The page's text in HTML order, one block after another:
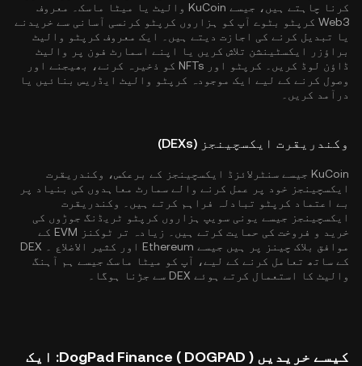
کرنا چاہتے ہیں، جیسے KuCoin والیٹ
یا میٹا ماسک۔ معروف
Web3 کرپٹو بٹوے آپ کو ہزاروں کرپٹو کرنسی آسانی سے خریدنے
یا تبدیل کرنے کی اجازت دیتے ہیں۔ ایک معروف کرپٹو والیٹ
براؤزر ایکسٹینشن تلاش کریں یا اپنے اسمارٹ فون پر والیٹ
ڈاؤن لوڈ کریں۔ کرپٹو اور NFTs کو ذخیرہ کرنے، بھیجنے اور
وصول کرنے کے لیے ایک موجودہ کرپٹو والیٹ ایڈریس بنائیں یا
درآمد کریں۔
وکندریقرت ایکسچینجز (DEXs)
KuCoin جیسے سنٹرلائزڈ ایکسچینجز کے برعکس، وکندریقرت
ایکسچینجز خود پر عمل کرنے والے سمارٹ معاہدوں کی بنیاد پر
بے اعتماد کرپٹو تبادلہ فراہم کرتے ہیں۔ وکندریقرت
ایکسچینجز جیسے یونی سویپ ہزاروں کرپٹو ٹریڈنگ جوڑوں کی
خرید و فروخت کی حمایت کرتے ہیں۔ زیادہ تر ٹوکنز EVM کے
موافق بلاک چینز پر ہیں جیسے Ethereum اور کثیر الاضلاع
۔ DEX
کے ساتھ تعامل کرنے کے لیے، آپ کو میٹا ماسک جیسے ہم آہنگ
والیٹ کا استعمال کرتے ہوئے DEX سے جڑنا ہوگا۔
کیسے خریدیں DogPad Finance ( DOGPAD ): ایک